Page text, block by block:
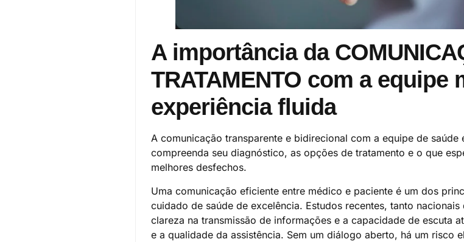
A importância da
TRATAMENTO com a equipe
experiência fluida
A comunicação transparente e bidirecional com a equipe de
compreenda seu diagnóstico, as opções de tratamento e o que
melhores desfechos.
Uma comunicação eficiente entre médico e paciente é um dos
cuidado de saúde de excelência. Estudos recentes, tanto
clareza na transmissão de informações e a capacidade de escuta
e a qualidade da assistência. Sem um diálogo aberto, há um risco